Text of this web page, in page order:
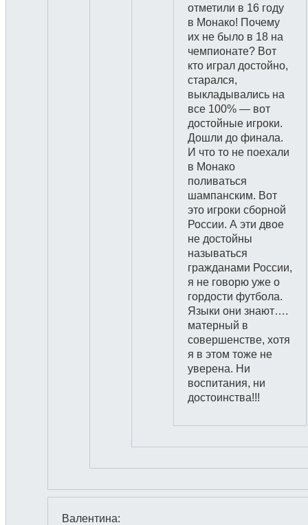
отметили в 16 году
в Монако! Почему
их не было в 18 на
чемпионате? Вот
кто играл достойно,
старался,
выкладывались на
все 100% — вот
достойные игроки.
Дошли до финала.
И что то не поехали
в Монако
поливаться
шампанским. Вот
это игроки сборной
России. А эти двое
не достойны
называться
гражданами России,
я не говорю уже о
гордости футбола.
Языки они знают….
матерный в
совершенстве, хотя
я в этом тоже не
уверена. Ни
воспитания, ни
достоинства!!!
Валентина: